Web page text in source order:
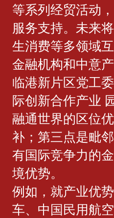
等系列经贸活动
服务支持。未来
生消费等多领域
金融机构和中意
临港新片区党工
际创新合作产业
融通世界的区位
补；第三点是毗
有国际竞争力的
境优势。
例如，就产业优
车、中国民用航